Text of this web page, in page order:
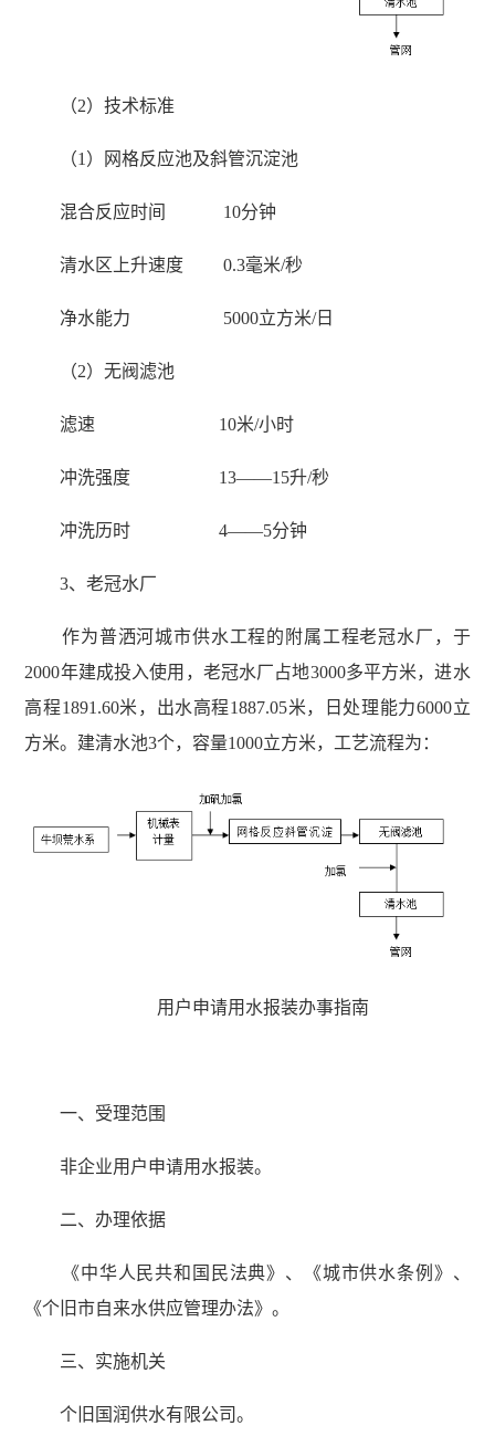
（2）技术标准
（1）网格反应池及斜管沉淀池
混合反应时间 10分钟
清水区上升速度 0.3毫米/秒
净水能力 5000立方米/日
（2）无阀滤池
滤速 10米/小时
冲洗强度 13——15升/秒
冲洗历时 4——5分钟
3、老冠水厂
作为普洒河城市供水工程的附属工程老冠水厂，于
2000年建成投入使用，老冠水厂占地3000多平方米，进水
高程1891.60米，出水高程1887.05米，日处理能力6000立
方米。建清水池3个，容量1000立方米，工艺流程为：
用户申请用水报装办事指南
一、受理范围
非企业用户申请用水报装。
二、办理依据
《中华人民共和国民法典》、《城市供水条例》、
《个旧市自来水供应管理办法》。
三、实施机关
个旧国润供水有限公司。